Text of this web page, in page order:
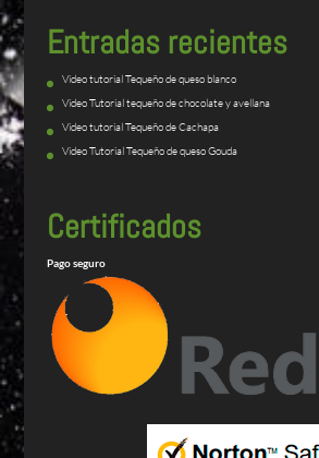
Entradas recientes
Video tutorial Tequeño de queso blanco
Video Tutorial tequeño de chocolate y avellana
Video tutorial Tequeño de Cachapa
Video Tutorial Tequeño de queso Gouda
Certificados
Pago seguro